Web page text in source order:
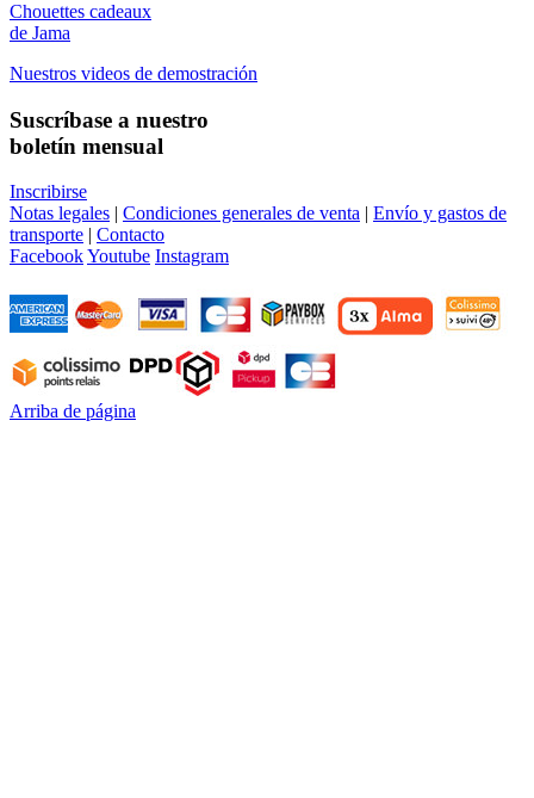
Chouettes cadeaux
de Jama
Nuestros videos de demostración
Suscríbase a nuestro
boletín mensual
Inscribirse
Notas legales | Condiciones generales de venta | Envío y gastos de
transporte | Contacto
FacebookYoutube Instagram
Arriba de página